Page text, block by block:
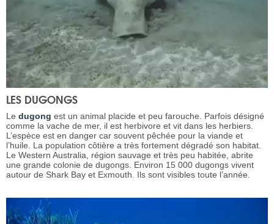
LES DUGONGS
Le dugong est un animal placide et peu farouche. Parfois désigné
comme la vache de mer, il est herbivore et vit dans les herbiers.
L’espèce est en danger car souvent pêchée pour la viande et
l’huile. La population côtière a très fortement dégradé son habitat.
Le Western Australia, région sauvage et très peu habitée, abrite
une grande colonie de dugongs. Environ 15 000 dugongs vivent
autour de Shark Bay et Exmouth. Ils sont visibles toute l’année.